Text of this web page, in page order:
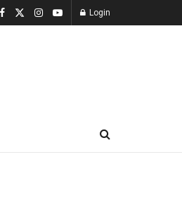
Login